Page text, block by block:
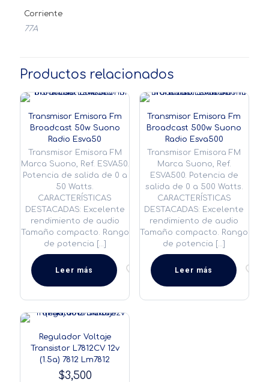
Corriente
77A
Productos relacionados
Transmisor Emisora Fm
Broadcast 50w Suono
Radio Esva50
Transmisor Emisora FM
Marca Suono, Ref. ESVA50.
Potencia de salida de 0 a
50 Watts.
CARACTERÍSTICAS
DESTACADAS: Excelente
rendimiento de audio
Tamaño compacto. Rango
de potencia […]
Leer más
Transmisor Emisora Fm
Broadcast 500w Suono
Radio Esva500
Transmisor Emisora FM
Marca Suono, Ref.
ESVA500. Potencia de
salida de 0 a 500 Watts.
CARACTERÍSTICAS
DESTACADAS: Excelente
rendimiento de audio
Tamaño compacto. Rango
de potencia […]
Leer más
Regulador Voltaje
Transistor L7812CV 12v
(1.5a) 7812 Lm7812
$3,500